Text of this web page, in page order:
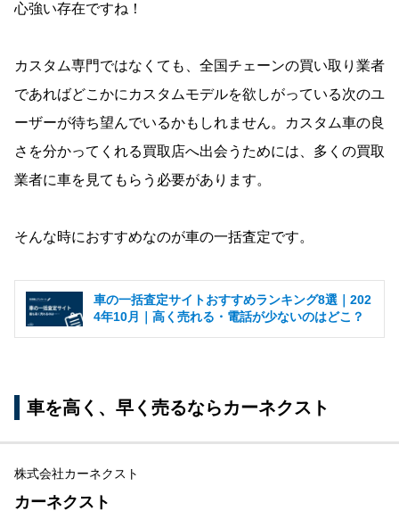
心強い存在ですね！
カスタム専門ではなくても、全国チェーンの買い取り業者
であればどこかにカスタムモデルを欲しがっている次のユ
ーザーが待ち望んでいるかもしれません。カスタム車の良
さを分かってくれる買取店へ出会うためには、多くの買取
業者に車を見てもらう必要があります。
そんな時におすすめなのが車の一括査定です。
車の一括査定サイトおすすめランキング8選｜202
4年10月｜高く売れる・電話が少ないのはどこ？
車を高く、早く売るならカーネクスト
株式会社カーネクスト
カーネクスト